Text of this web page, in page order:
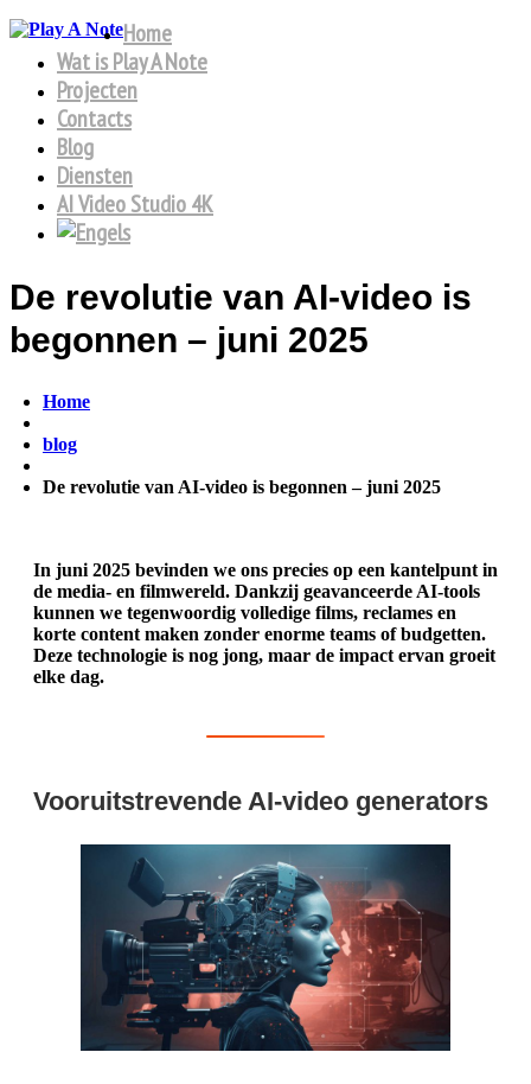
Home
Wat is Play A Note
Projecten
Contacts
Blog
Diensten
AI Video Studio 4K
De revolutie van AI-video is
begonnen – juni 2025
Home
blog
De revolutie van AI-video is begonnen – juni 2025
In juni 2025 bevinden we ons precies op een kantelpunt in
de media- en filmwereld. Dankzij geavanceerde AI-tools
kunnen we tegenwoordig volledige films, reclames en
korte content maken zonder enorme teams of budgetten.
Deze technologie is nog jong, maar de impact ervan groeit
elke dag.
Vooruitstrevende AI-video generators